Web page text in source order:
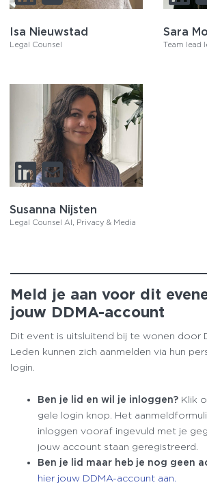
Isa Nieuwstad
Legal Counsel
Sara
Team lead
Susanna Nijsten
Legal Counsel AI, Privacy & Media
Meld je aan voor dit
jouw DDMA-account
Dit event is uitsluitend bij te wonen door
Leden kunnen zich aanmelden via hun
login.
Ben je lid en wil je inloggen? Klik
gele login knop. Het
inloggen vooraf ingevuld met je
jouw account staan geregistreerd.
Ben je lid maar heb je nog geen
hier jouw DDMA-account aan.